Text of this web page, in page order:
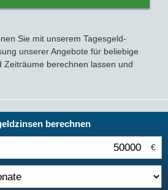
Sie mit unserem Tagesgeld-
unserer Angebote für beliebige
Zeiträume berechnen lassen und
berechnen
€